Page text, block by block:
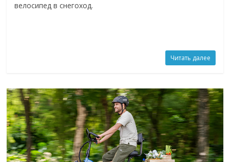
велосипед в снегоход.
Читать далее